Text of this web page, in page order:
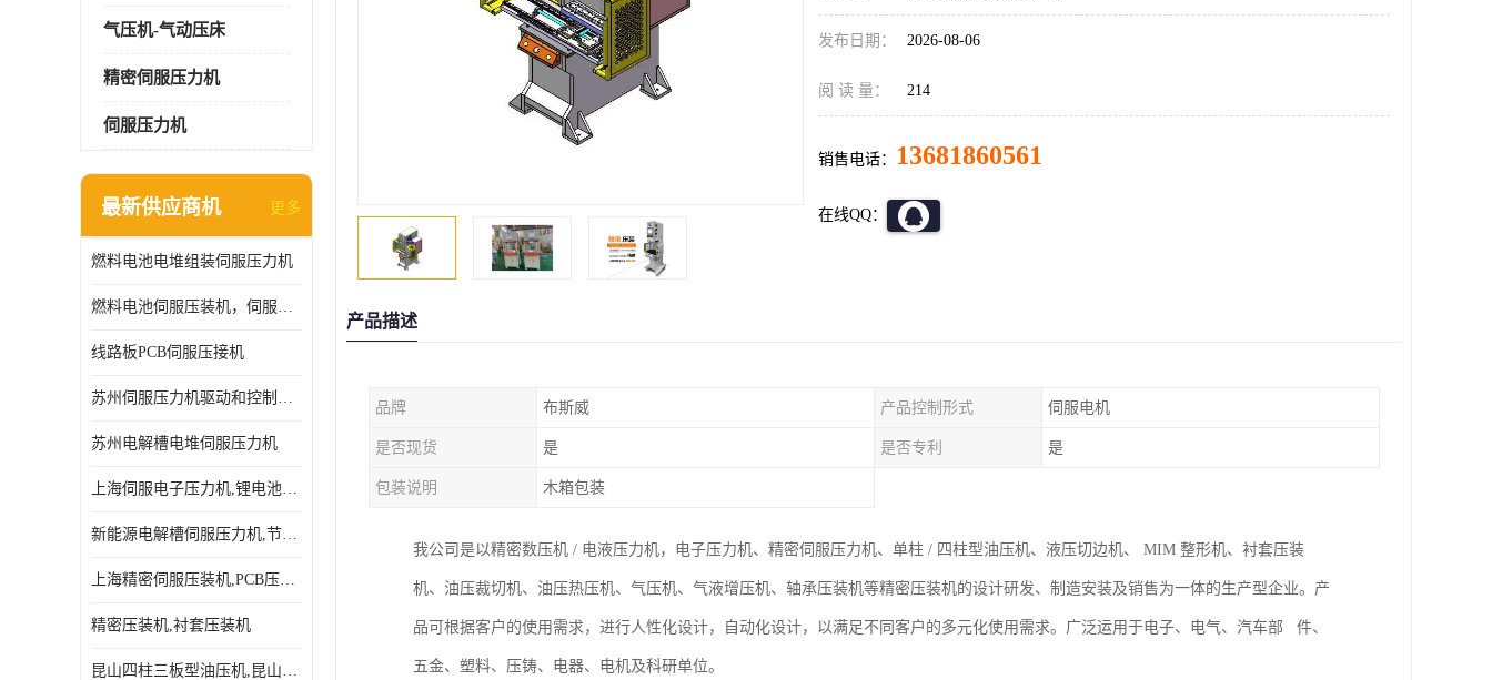
气压机-气动压床
精密伺服压力机
伺服压力机
最新供应商机 更多
燃料电池电堆组装伺服压力机
燃料电池伺服压装机，伺服压力机型号齐全
线路板PCB伺服压接机
苏州伺服压力机驱动和控制技术
苏州电解槽电堆伺服压力机
上海伺服电子压力机,锂电池伺服压力机 用途广发操作简单
新能源电解槽伺服压力机,节能效果达80%以上
上海精密伺服压装机,PCB压接机,线路板压接机
精密压装机,衬套压装机
昆山四柱三板型油压机,昆山精密伺服压力机
发布日期： 2026-08-06
阅 读 量： 214
销售电话： 13681860561
在线QQ：
产品描述
品牌 布斯威 产品控制形式 伺服电机
是否现货 是 是否专利 是
包装说明 木箱包装
我公司是以精密数压机 / 电液压力机，电子压力机、精密伺服压力机、单柱 / 四柱型油压机、液压切边机、 MIM 整形机、衬套压装
机、油压裁切机、油压热压机、气压机、气液增压机、轴承压装机等精密压装机的设计研发、制造安装及销售为一体的生产型企业。产
品可根据客户的使用需求，进行人性化设计，自动化设计，以满足不同客户的多元化使用需求。广泛运用于电子、电气、汽车部 件、
五金、塑料、压铸、电器、电机及科研单位。